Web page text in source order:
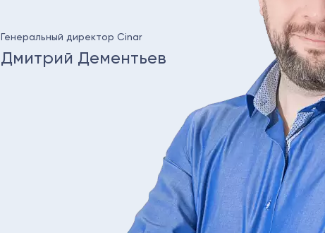
Генеральный директор Cinar
Дмитрий Дементьев